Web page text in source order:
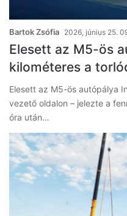
Bartok Zsófia 2026, június 25.
Elesett az M5-ös
kilométeres a
Elesett az M5-ös autópálya
vezető oldalon – jelezte a
óra után…